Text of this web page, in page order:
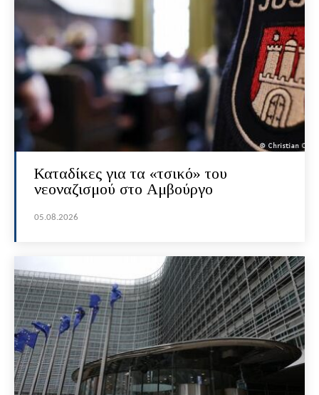
Καταδίκες για τα «τσικό» του
νεοναζισμού στο Αμβούργο
05.08.2026